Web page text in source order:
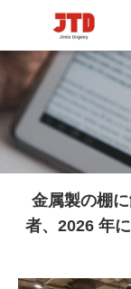
金属製の棚
者、2026 年